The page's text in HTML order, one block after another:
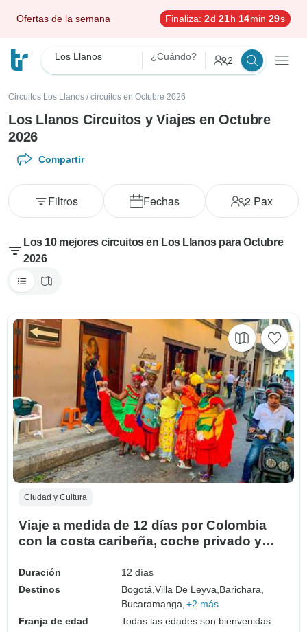
Ofertas de la semana Finaliza: 2d 21h 14min 27s
Los Llanos ¿Cuándo? 2
Circuitos Los Llanos / circuitos en Octubre 2026
Los Llanos Circuitos y Viajes en Octubre
2026
Compartir
Fechas 2 Pax
Filtros
Los 10 mejores circuitos en Los Llanos para Octubre
2026
Ciudad y Cultura
Viaje a medida de 12 días por Colombia
con la costa caribeña, coche privado y
Duración
12 días
Destinos
Bogotá,Villa De Leyva, Barichara,
Bucaramanga, +2 más
Franja de edad
Todas las edades son bienvenidas